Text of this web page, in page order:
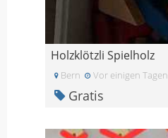
Holzklötzli Spielholz
Bern Vor einigen Tagen
Gratis